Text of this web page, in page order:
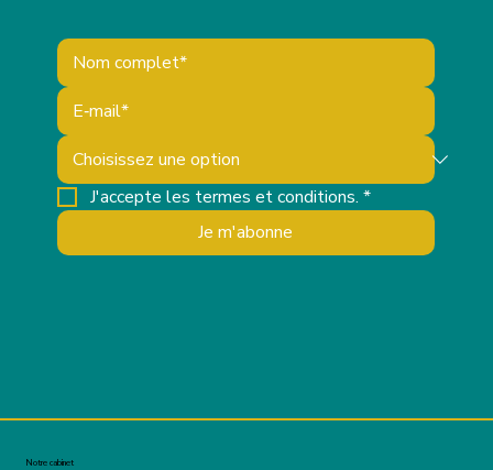
J'accepte les termes et conditions. *
Je m'abonne
Notre cabinet